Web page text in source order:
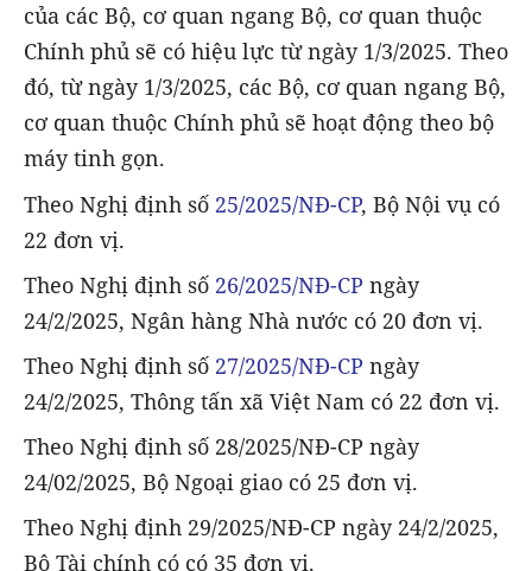
của các Bộ, cơ quan ngang Bộ, cơ quan thuộc
Chính phủ sẽ có hiệu lực từ ngày 1/3/2025. Theo
đó, từ ngày 1/3/2025, các Bộ, cơ quan ngang Bộ,
cơ quan thuộc Chính phủ sẽ hoạt động theo bộ
máy tinh gọn.
Theo Nghị định số 25/2025/NĐ-CP, Bộ Nội vụ có
22 đơn vị.
Theo Nghị định số 26/2025/NĐ-CP ngày
24/2/2025, Ngân hàng Nhà nước có 20 đơn vị.
Theo Nghị định số 27/2025/NĐ-CP ngày
24/2/2025, Thông tấn xã Việt Nam có 22 đơn vị.
Theo Nghị định số 28/2025/NĐ-CP ngày
24/02/2025, Bộ Ngoại giao có 25 đơn vị.
Theo Nghị định 29/2025/NĐ-CP ngày 24/2/2025,
Bộ Tài chính có có 35 đơn vị.